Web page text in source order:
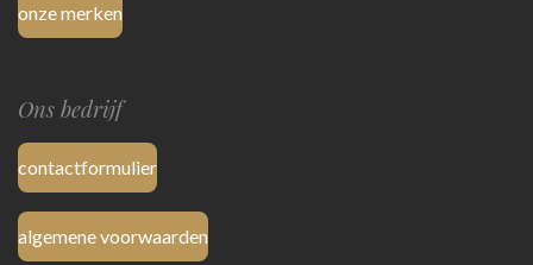
onze merken
Ons bedrijf
contactformulier
algemene voorwaarden